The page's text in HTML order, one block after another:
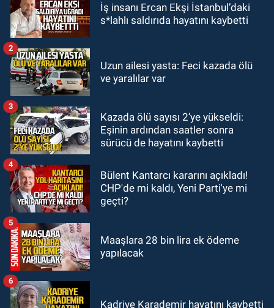
21:38Ercüment Ünal'dan acık
haber geldi: Ameliyata dayanamadı
21:12Yönetim kulübü önce borç
GÜNDEM
20:56
adam hayatını kaybetti
İş insanı Ercan Ekşi İstanbul’daki
s*lahlı saldırıda hayatını kaybetti
Uzun ailesi yasta: Feci kazada ölü
ve yaralılar var
2
Kazada ölü sayısı 2’ye yükseldi:
Eşinin ardından saatler sonra
sürücü de hayatını kaybetti
3
Bülent Kantarcı kararını açıkladı!
CHP'de mi kaldı, Yeni Parti'ye mi
geçti?
4
Maaşlara 28 bin lira ek ödeme
yapılacak
5
Kadriye Karademir hayatını kaybetti
6